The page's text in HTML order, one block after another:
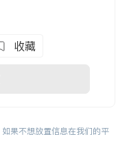
收藏
如果不想放置信息在我们的平